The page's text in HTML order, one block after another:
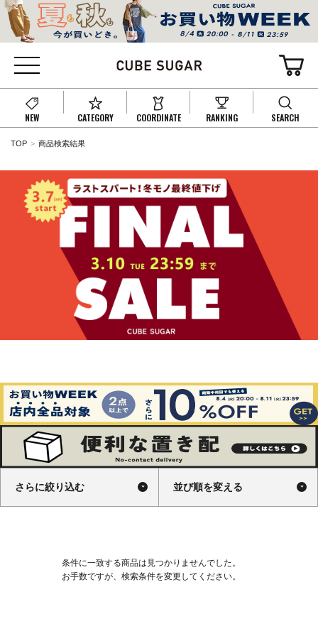
NEW CATEGORY COORDINATE RANKING SEARCH
TOP 商品検索結果
さらに絞り込む 並び順を変える
条件に一致する商品は見つかりませんでした。
お手数ですが、検索条件を変更してください。